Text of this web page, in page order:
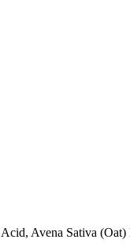
Avena Sativa